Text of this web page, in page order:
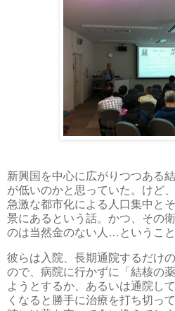
新興国を中心に広がりつつある
が低いのかと思っていた。けど
急激な都市化による人口集中と
景にあるという話。かつ、その
のは当然金のない人…ということ
彼らは入院、長期通院するだけ
ので、病院に行かずに「結核の
ようとするか、あるいは通院し
くなると勝手に治療を打ち切っ